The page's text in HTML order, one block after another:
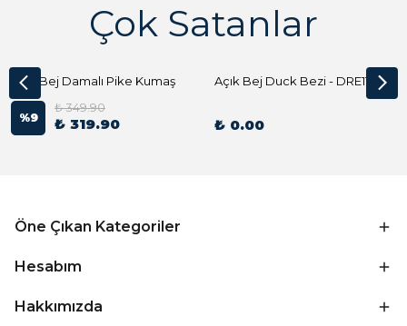
Çok Satanlar
Açık Bej Damalı Pike Kumaş
%9
₺ 349.90
₺ 319.90
Açık Bej Duck Bezi - DRE1144 Kumaş Peçete
₺ 0.00
Öne Çıkan Kategoriler
Hesabım
Hakkımızda